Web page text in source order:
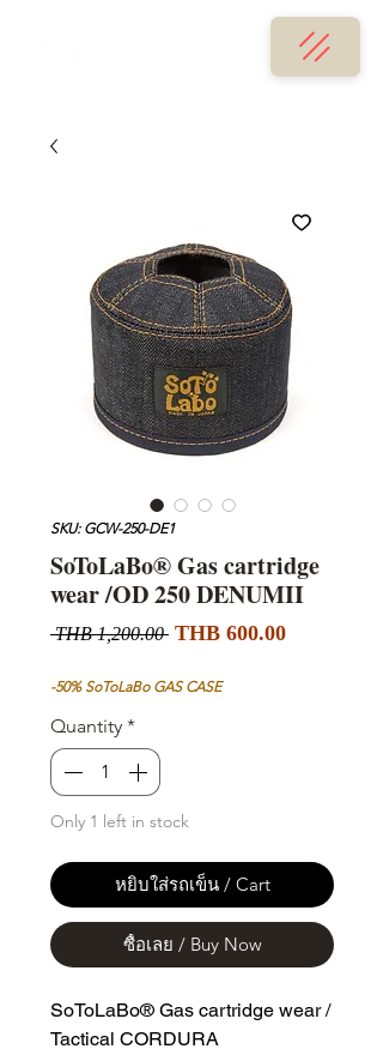
SKU: GCW-250-DE1
SoToLaBo® Gas cartridge
wear /OD 250 DENUMII
THB 1,200.00 Regular
THB 600.00Sale
-50% SoToLaBo GAS CASE
Quantity *
Only 1 left in stock
หยิบใส่รถเข็น / Cart
ซื้อเลย / Buy Now
SoToLaBo® Gas cartridge wear /
Tactical CORDURA